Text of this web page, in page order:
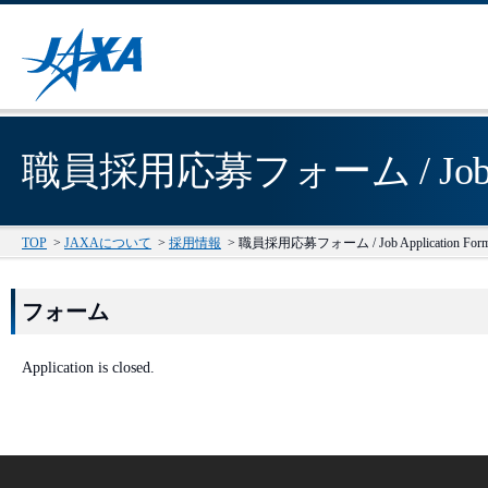
職員採用応募フォーム /
TOP > JAXAについて > 採用情報 > 職員採用応募フォーム / Job Application
フォーム
Application is closed.